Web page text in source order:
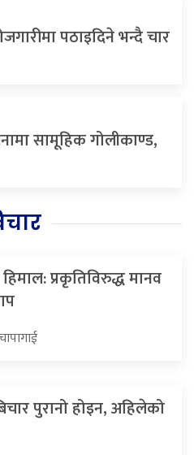
पठाइदिने भन्दै चार
सामूहिक गोलीकाण्ड,
प्रकृतिविरुद्ध मानव
पुरानो होइन, अहिलेको